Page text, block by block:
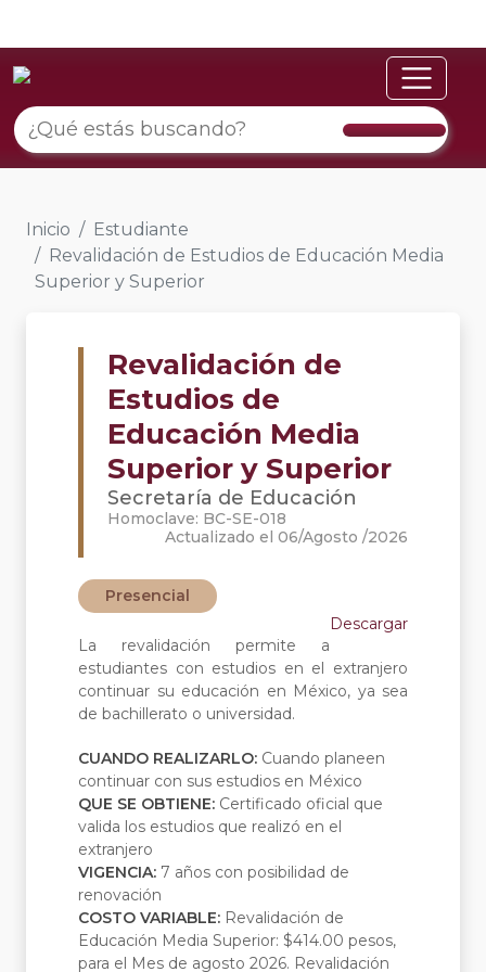
Inicio
Estudiante
Revalidación de Estudios de Educación Media
Superior y Superior
Revalidación de
Estudios de
Educación Media
Superior y Superior
Secretaría de Educación
Homoclave: BC-SE-018
Actualizado el 06/Agosto /2026
Presencial
Descargar
La revalidación permite a
estudiantes con estudios en el extranjero
continuar su educación en México, ya sea
de bachillerato o universidad.
CUANDO REALIZARLO: Cuando planeen
continuar con sus estudios en México
QUE SE OBTIENE: Certificado oficial que
valida los estudios que realizó en el
extranjero
VIGENCIA: 7 años con posibilidad de
renovación
COSTO VARIABLE: Revalidación de
Educación Media Superior: $414.00 pesos,
para el Mes de agosto 2026. Revalidación